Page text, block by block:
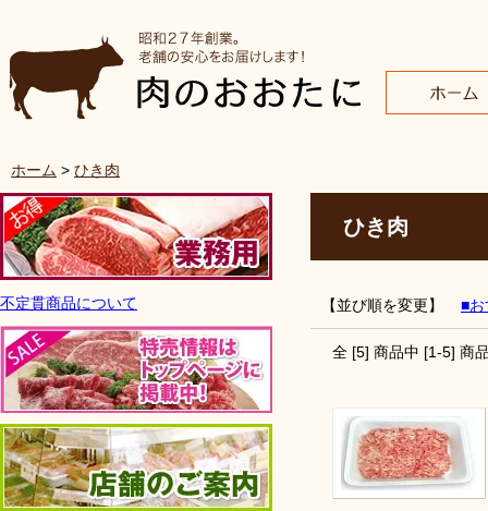
ホーム > ひき肉
ひき肉
【並び順を変更】 ■お
全 [5] 商品中 [1-5] 商
不定貫商品について